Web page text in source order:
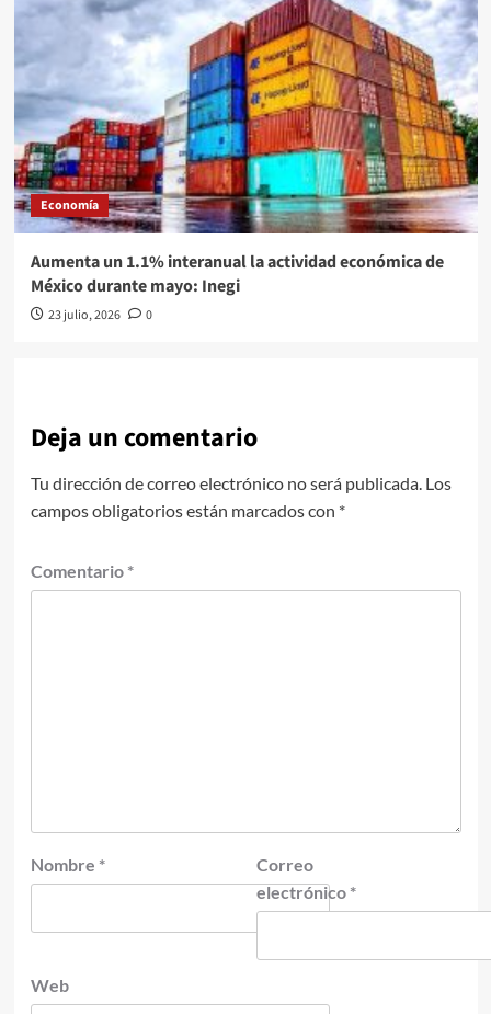
Economía
Aumenta un 1.1% interanual la actividad económica de
México durante mayo: Inegi
23 julio, 2026 0
Deja un comentario
Tu dirección de correo electrónico no será publicada. Los
campos obligatorios están marcados con *
Comentario *
Nombre *
Correo
electrónico *
Web